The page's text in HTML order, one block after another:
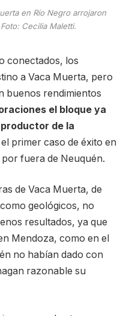
en Río Negro arrojaron
Cecilia Maletti.
conectados, los
a Vaca Muerta, pero
buenos rendimientos
el bloque ya
de la
primer caso de éxito en
fuera de Neuquén.
de Vaca Muerta, de
geológicos, no
resultados, ya que
Mendoza, como en el
no habían dado con
razonable su